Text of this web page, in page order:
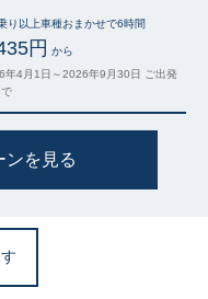
り以上車種おまかせで6時間
円 から
年4月1日～2026年9月30日 ご出発
ンを見る